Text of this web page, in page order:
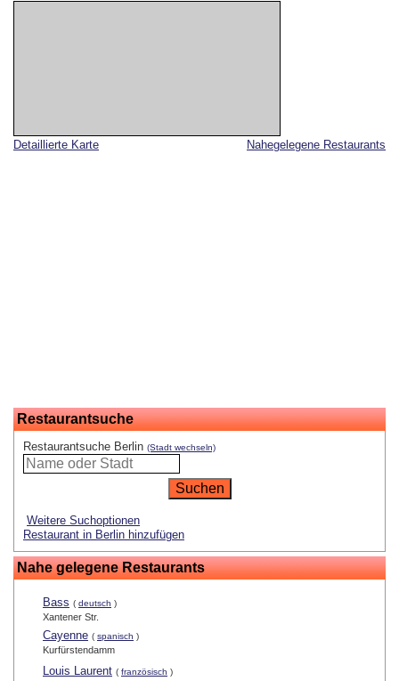
Nahegelegene Restaurants
Detaillierte Karte
Restaurantsuche
Restaurantsuche Berlin (Stadt wechseln)
Weitere Suchoptionen
Restaurant in Berlin hinzufügen
Nahe gelegene Restaurants
Bass ( deutsch )
Xantener Str.
Cayenne ( spanisch )
Kurfürstendamm
Louis Laurent ( französisch )